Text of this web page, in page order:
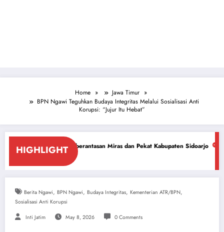
Home
Jawa Timur
BPN Ngawi Teguhkan Budaya Integritas Melalui Sosialisasi Anti
Korupsi: “Jujur Itu Hebat”
HIGHLIGHTMiras dan Pekat Kabupaten Sidoarjo Sidoarjo Darurat Miras
Berita Ngawi, BPN Ngawi, Budaya Integritas, Kementerian ATR/BPN,
Sosialisasi Anti Korupsi
Inti Jatim May 8, 2026 0 Comments